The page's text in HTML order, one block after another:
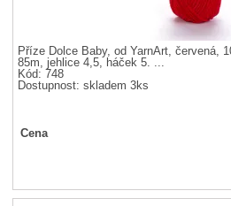
Příze Dolce Baby, od YarnArt, červená,
85m, jehlice 4,5, háček 5. ...
Kód: 748
Dostupnost:skladem 3ks
Cena